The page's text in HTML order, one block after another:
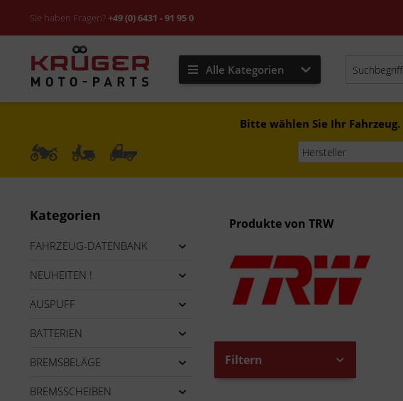
Sie haben Fragen?+49 (0) 6431 - 91 95 0
Alle Kategorien
Bitte wählen Sie Ihr Fahrzeug.
Kategorien
FAHRZEUG-DATENBANK
NEUHEITEN !
AUSPUFF
BATTERIEN
BREMSBELÄGE
BREMSSCHEIBEN
Produkte von TRW
Filtern